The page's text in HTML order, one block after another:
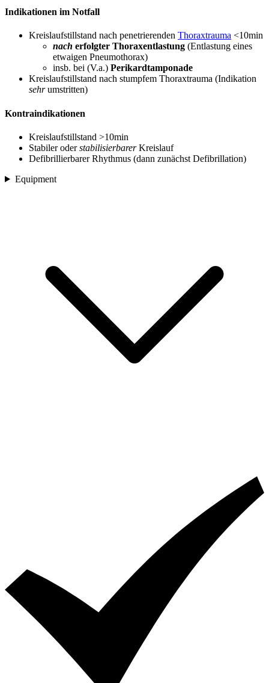
Indikationen im Notfall
Kreislaufstillstand nach penetrierenden Thoraxtrauma <10min
nach erfolgter Thoraxentlastung (Entlastung eines
etwaigen Pneumothorax)
insb. bei (V.a.) Perikardtamponade
Kreislaufstillstand nach stumpfem Thoraxtrauma (Indikation
sehrumstritten)
Kontraindikationen
Kreislaufstillstand >10min
Stabiler oderstabilisierbarerKreislauf
Defibrillierbarer Rhythmus (dann zunächst Defibrillation)
Equipment